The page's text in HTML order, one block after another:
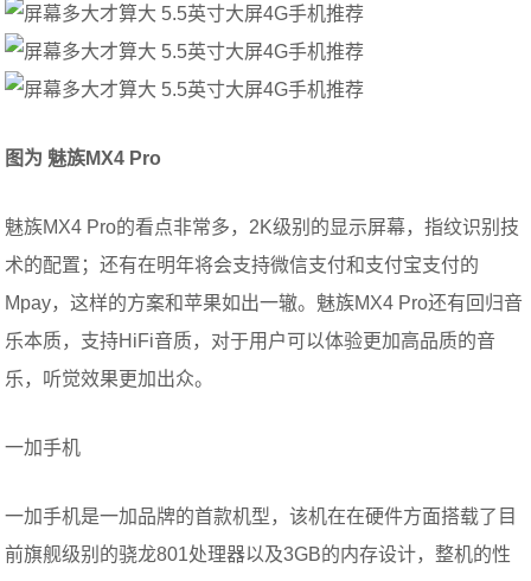
图为 魅族MX4 Pro
魅族MX4 Pro的看点非常多，2K级别的显示屏幕，指纹识别技
术的配置；还有在明年将会支持微信支付和支付宝支付的
Mpay，这样的方案和苹果如出一辙。魅族MX4 Pro还有回归音
乐本质，支持HiFi音质，对于用户可以体验更加高品质的音
乐，听觉效果更加出众。
一加手机
一加手机是一加品牌的首款机型，该机在在硬件方面搭载了目
前旗舰级别的骁龙801处理器以及3GB的内存设计，整机的性